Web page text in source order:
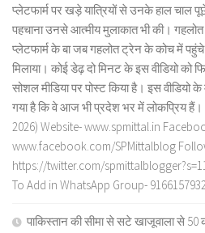
प्लेटफार्म पर खड़े यात्रियों से उनके हाल चाल
पहचाना उनसे आत्मीय मुलाकात भी की।
प्लेटफार्म के बा जब गहलोत ट्रेन के कोच में पहुंचे
मिलाया। कोई डेढ़ दो मिनट के इस वीडियो को
सोशल मीडिया पर पोस्ट किया है। इस वीडियो
गया है कि वे आज भी प्रदेश भर में लोकप्रिय हैं।
2026) Website- www.spmittal.in
www.facebook.com/SPMittalblog
https://twitter.com/
To Add in WhatsApp Group-
पाकिस्तान की सीमा से सटे खाजूवाला से 50